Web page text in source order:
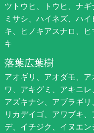
ツトウヒ、トウヒ、ナ
ミサシ、ハイネズ、ハ
キ、ヒノキアスナロ、
キ
落葉広葉樹
アオギリ、アオダモ、
ワ、アキグミ、アキニレ
アズキナシ、アブラギ
リカデイゴ、アワブキ
デ、イチジク、イヌエ